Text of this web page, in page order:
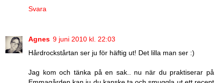
Svara
Agnes 9 juni 2010 kl. 22:03
Hårdrockstårtan ser ju för häftig ut! Det lilla man ser :)
Jag kom och tänka på en sak.. nu när du praktiserar på